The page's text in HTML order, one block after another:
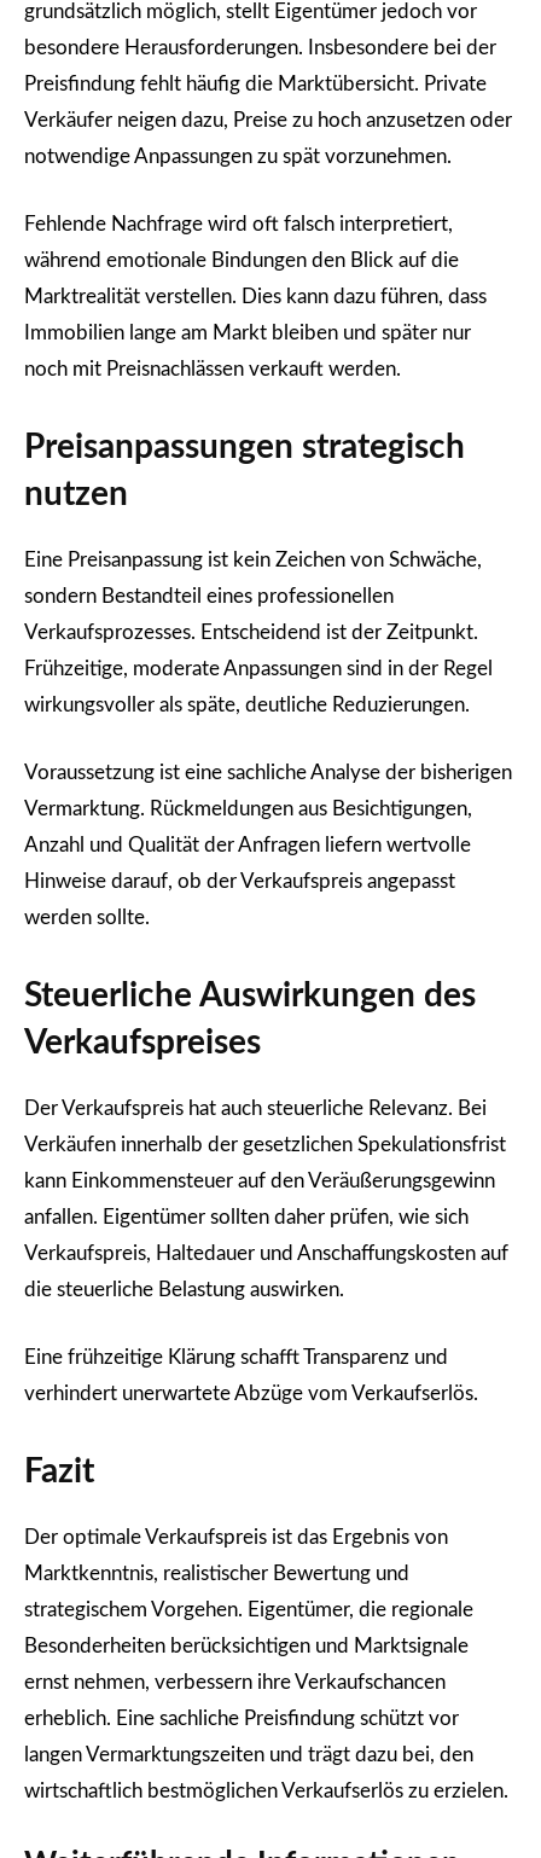
grundsätzlich möglich, stellt Eigentümer jedoch vor
besondere Herausforderungen. Insbesondere bei der
Preisfindung fehlt häufig die Marktübersicht. Private
Verkäufer neigen dazu, Preise zu hoch anzusetzen oder
notwendige Anpassungen zu spät vorzunehmen.
Fehlende Nachfrage wird oft falsch interpretiert,
während emotionale Bindungen den Blick auf die
Marktrealität verstellen. Dies kann dazu führen, dass
Immobilien lange am Markt bleiben und später nur
noch mit Preisnachlässen verkauft werden.
Preisanpassungen strategisch
nutzen
Eine Preisanpassung ist kein Zeichen von Schwäche,
sondern Bestandteil eines professionellen
Verkaufsprozesses. Entscheidend ist der Zeitpunkt.
Frühzeitige, moderate Anpassungen sind in der Regel
wirkungsvoller als späte, deutliche Reduzierungen.
Voraussetzung ist eine sachliche Analyse der bisherigen
Vermarktung. Rückmeldungen aus Besichtigungen,
Anzahl und Qualität der Anfragen liefern wertvolle
Hinweise darauf, ob der Verkaufspreis angepasst
werden sollte.
Steuerliche Auswirkungen des
Verkaufspreises
Der Verkaufspreis hat auch steuerliche Relevanz. Bei
Verkäufen innerhalb der gesetzlichen Spekulationsfrist
kann Einkommensteuer auf den Veräußerungsgewinn
anfallen. Eigentümer sollten daher prüfen, wie sich
Verkaufspreis, Haltedauer und Anschaffungskosten auf
die steuerliche Belastung auswirken.
Eine frühzeitige Klärung schafft Transparenz und
verhindert unerwartete Abzüge vom Verkaufserlös.
Fazit
Der optimale Verkaufspreis ist das Ergebnis von
Marktkenntnis, realistischer Bewertung und
strategischem Vorgehen. Eigentümer, die regionale
Besonderheiten berücksichtigen und Marktsignale
ernst nehmen, verbessern ihre Verkaufschancen
erheblich. Eine sachliche Preisfindung schützt vor
langen Vermarktungszeiten und trägt dazu bei, den
wirtschaftlich bestmöglichen Verkaufserlös zu erzielen.